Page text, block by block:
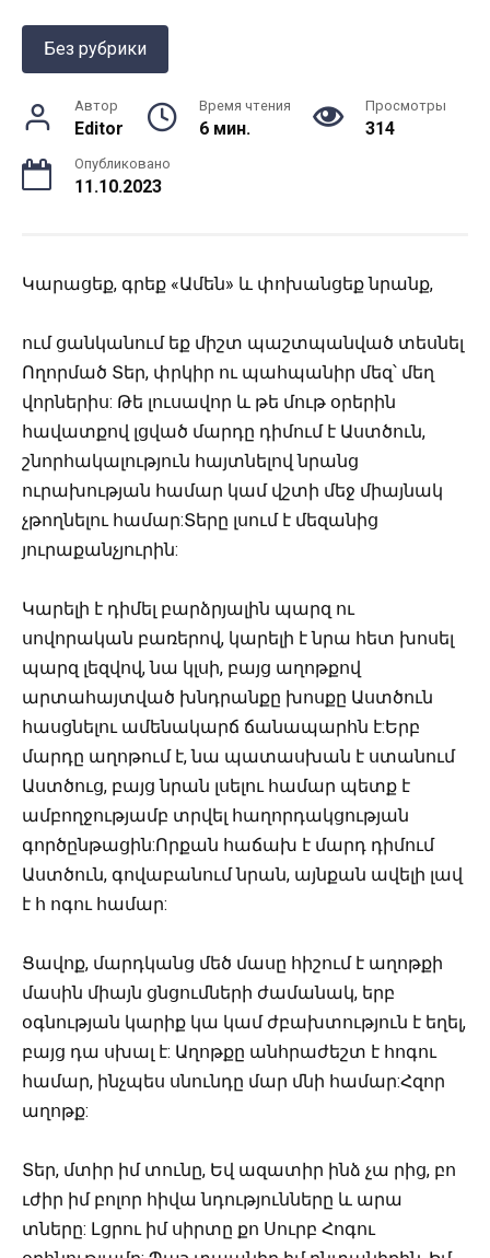
Без рубрики
Автор
Editor
Время чтения
6 мин.
Просмотры
314
Опубликовано
11.10.2023
Կարացեք, գրեք «Ամեն» և փոխանցեք նրանք,
ում ցանկանում եք միշտ պաշտպանված տեսնել
Ողորմած Տեր, փրկիր ու պահպանիր մեզ՝ մեղ
վորներիս: Թե լուսավոր և թե մութ օրերին
հավատքով լցված մարդը դիմում է Աստծուն,
շնորհակալություն հայտնելով նրանց
ուրախության համար կամ վշտի մեջ միայնակ
չթողնելու համար:Տերը լսում է մեզանից
յուրաքանչյուրին:
Կարելի է դիմել բարձրյալին պարզ ու
սովորական բառերով, կարելի է նրա հետ խոսել
պարզ լեզվով, նա կլսի, բայց աղոթքով
արտահայտված խնդրանքը խոսքը Աստծուն
հասցնելու ամենակարճ ճանապարհն է:Երբ
մարդը աղոթում է, նա պատասխան է ստանում
Աստծուց, բայց նրան լսելու համար պետք է
ամբողջությամբ տրվել հաղորդակցության
գործընթացին:Որքան հաճախ է մարդ դիմում
Աստծուն, գովաբանում նրան, այնքան ավելի լավ
է հ ոգու համար:
Ցավոք, մարդկանց մեծ մասը հիշում է աղոթքի
մասին միայն ցնցումների ժամանակ, երբ
օգնության կարիք կա կամ ժբախտություն է եղել,
բայց դա սխալ է: Աղոթքը անհրաժեշտ է հոգու
համար, ինչպես սնունդը մար մնի համար:Հզոր
աղոթք:
Տեր, մտիր իմ տունը, Եվ ազատիր ինձ չա րից, բո
ւժիր իմ բոլոր հիվա նդությունները և արա
տները: Լցրու իմ սիրտը քո Սուրբ Հոգու